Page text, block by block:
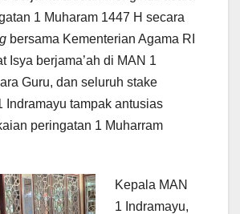
1 Muharam 1447 H secara
bersama Kementerian Agama RI
Isya berjama’ah di MAN 1
Guru, dan seluruh stake
Indramayu tampak antusias
peringatan 1 Muharram
Kepala MAN
1 Indramayu,